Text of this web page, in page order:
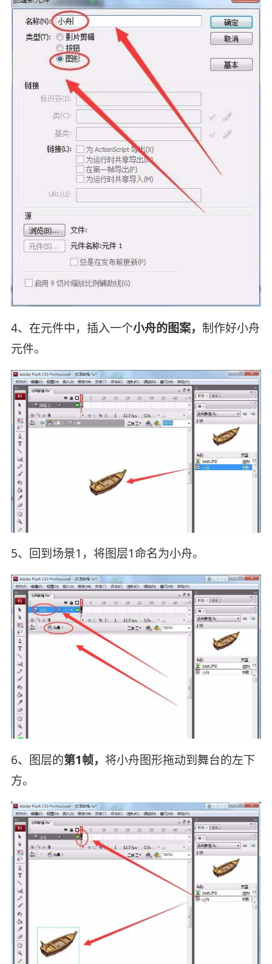
4、在元件中，插入一个小舟的图案， 制作好小舟
元件。
5、回到场景1，将图层1命名为小舟。
6、图层的第1帧， 将小舟图形拖动到舞台的左下
方。